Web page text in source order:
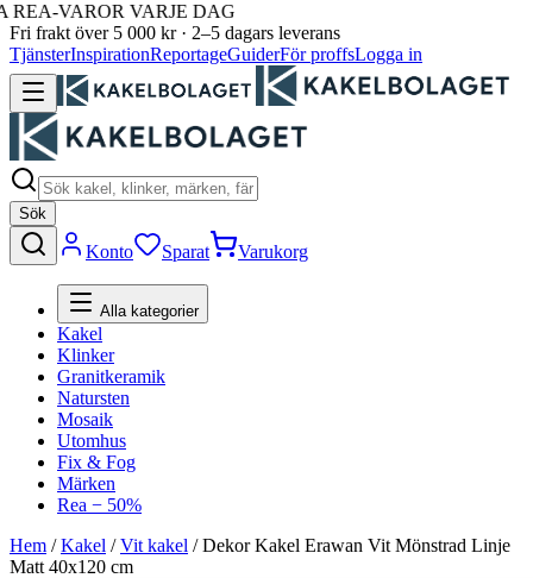
VAROR VARJE DAG
Fri frakt över 5 000 kr · 2–5 dagars leverans
TjänsterInspirationReportageGuiderFör proffsLogga in
Sök
Konto Sparat Varukorg
Alla kategorier
Kakel
Klinker
Granitkeramik
Natursten
Mosaik
Utomhus
Fix & Fog
Märken
Rea − 50%
Hem /Kakel /Vit kakel /Dekor Kakel Erawan Vit Mönstrad Linje
Matt 40x120 cm